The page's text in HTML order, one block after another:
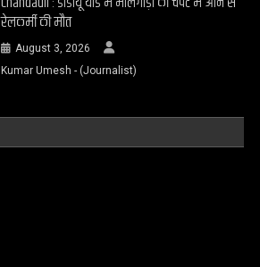
रेलकर्मी की मौत
August 3, 2026
Kumar Umesh - (Journalist)